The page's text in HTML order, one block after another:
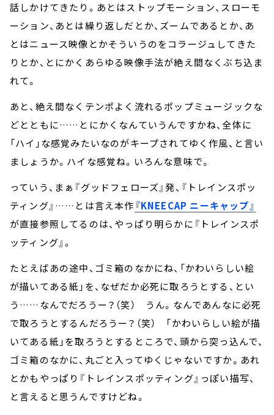
話しかけてきたり。あとはストップモーション、スローモ
ーション、あとは繰り返しだとか、ズームであるとか、あ
とはニュース映像とかそういうのをコラージュしてきた
りとか、とにかくあらゆる映像手法が絶え間なくぶち込ま
れて。
あと、絶え間なくテンポよく流れるポップミュージックな
どとともに……とにかくなんていうんですかね、全体に
「ハイ」な感覚みたいなのがキープされてゆく作風、と言い
ましょうか。ハイな感覚ね。いろんな意味で。
っていう、まぁ『グッドフェローズ』発、『トレインスポッ
ティング』……とは言え本作 『KNEECAP ニーキャップ』
が直接参照してるのは、やっぱり明らかに『トレインスポ
ッティング』。
たとえばあの途中、ゴミ箱のなかにね、「かわいらしい絵
が描いてある紙」を、なぜだか必死に取ろうとする、とい
う……なんでだろうー？（笑） うん。なんであんなに必死
で取ろうとするんだろうー？（笑） 「かわいらしい絵が描
いてある紙」を取ろうとするところで、頭から突っ込んで、
ゴミ箱のなかに、丸ごと入ってゆくじゃないですか。あれ
とかもやっぱり『トレインスポッティング』っぽい描写、
と言えると思うんですけどね。